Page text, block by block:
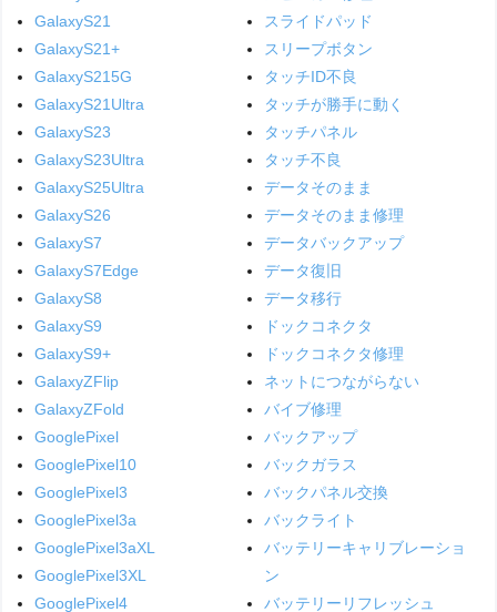
GalaxyS21
GalaxyS21+
GalaxyS215G
GalaxyS21Ultra
GalaxyS23
GalaxyS23Ultra
GalaxyS25Ultra
GalaxyS26
GalaxyS7
GalaxyS7Edge
GalaxyS8
GalaxyS9
GalaxyS9+
GalaxyZFlip
GalaxyZFold
GooglePixel
GooglePixel10
GooglePixel3
GooglePixel3a
GooglePixel3aXL
GooglePixel3XL
GooglePixel4
スライドパッド
スリープボタン
タッチID不良
タッチが勝手に動く
タッチパネル
タッチ不良
データそのまま
データそのまま修理
データバックアップ
データ復旧
データ移行
ドックコネクタ
ドックコネクタ修理
ネットにつながらない
バイブ修理
バックアップ
バックガラス
バックパネル交換
バックライト
バッテリーキャリブレーショ
ン
バッテリーリフレッシュ